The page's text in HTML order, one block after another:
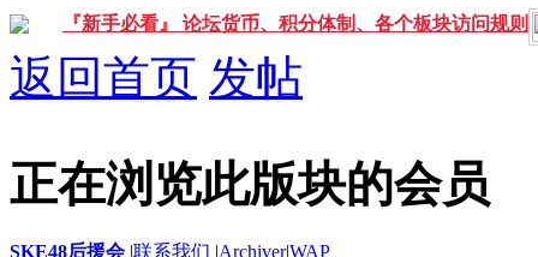
『新手必看』 论坛货币、积分体制、各个板块访问规则
返回首页 发帖
正在浏览此版块的会员
SKE48后援会 |联系我们 |Archiver|WAP